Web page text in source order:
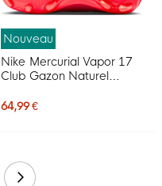
Nouveau
Nike Mercurial Vapor 17
Club Gazon Naturel
Chaussures de Foot (MG)
64,99 €
Suivant